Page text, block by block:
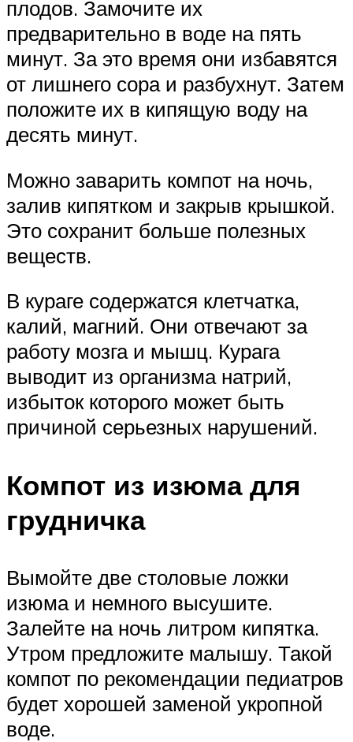
плодов. Замочите их
предварительно в воде на пять
минут. За это время они избавятся
от лишнего сора и разбухнут. Затем
положите их в кипящую воду на
десять минут.
Можно заварить компот на ночь,
залив кипятком и закрыв крышкой.
Это сохранит больше полезных
веществ.
В кураге содержатся клетчатка,
калий, магний. Они отвечают за
работу мозга и мышц. Курага
выводит из организма натрий,
избыток которого может быть
причиной серьезных нарушений.
Компот из изюма для
грудничка
Вымойте две столовые ложки
изюма и немного высушите.
Залейте на ночь литром кипятка.
Утром предложите малышу. Такой
компот по рекомендации педиатров
будет хорошей заменой укропной
воде.